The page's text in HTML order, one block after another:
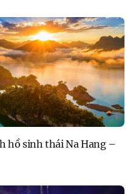
hồ sinh thái Na Hang –